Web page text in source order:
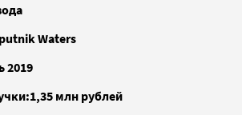
Waters
2019
млн рублей